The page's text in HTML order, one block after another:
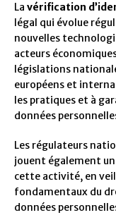
La vérification
légal qui évolue
nouvelles
acteurs
législations
européens et
les pratiques et à
données
Les régulateurs
jouent également
cette activité, en
fondamentaux du
données